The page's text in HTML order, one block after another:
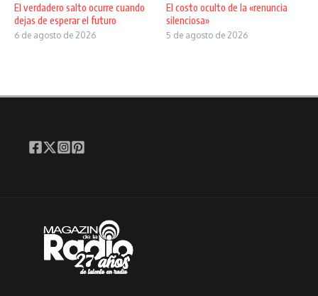
El verdadero salto ocurre cuando
dejas de esperar el futuro
6 de agosto de 2026
El costo oculto de la «renuncia
silenciosa»
5 de agosto de 2026